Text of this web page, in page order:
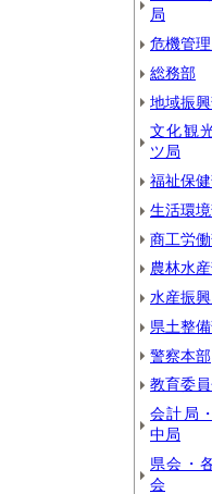
局
危機管
総務部
地域振
文化観
ツ局
福祉保
生活環
商工労
農林水
水産振
県土整
警察本部
教育委
会計局
中局
県会・
会